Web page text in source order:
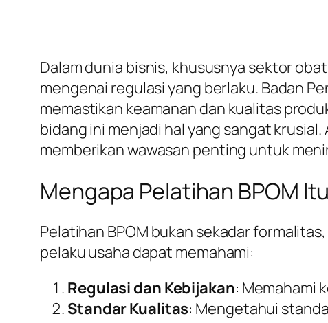
Dalam dunia bisnis, khususnya sektor
mengenai regulasi yang berlaku. Badan
memastikan keamanan dan kualitas
bidang ini menjadi hal yang sangat
memberikan wawasan penting untuk
Mengapa Pelatihan BPOM
Pelatihan BPOM bukan sekadar
pelaku usaha dapat memahami:
Regulasi dan Kebijakan: Memahami
Standar Kualitas: Mengetahui